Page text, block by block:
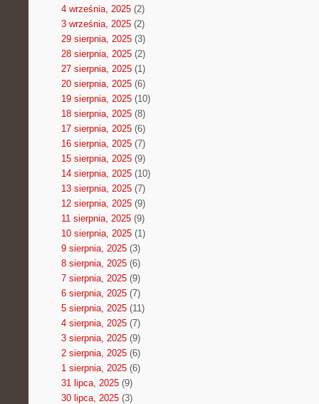
4 września, 2025(2)
3 września, 2025(2)
29 sierpnia, 2025(3)
28 sierpnia, 2025(2)
27 sierpnia, 2025(1)
20 sierpnia, 2025(6)
19 sierpnia, 2025(10)
18 sierpnia, 2025(8)
17 sierpnia, 2025(6)
16 sierpnia, 2025(7)
15 sierpnia, 2025(9)
14 sierpnia, 2025(10)
13 sierpnia, 2025(7)
12 sierpnia, 2025(9)
11 sierpnia, 2025(9)
10 sierpnia, 2025(1)
9 sierpnia, 2025(3)
8 sierpnia, 2025(6)
7 sierpnia, 2025(9)
6 sierpnia, 2025(7)
5 sierpnia, 2025(11)
4 sierpnia, 2025(7)
3 sierpnia, 2025(9)
2 sierpnia, 2025(6)
1 sierpnia, 2025(6)
31 lipca, 2025(9)
30 lipca, 2025(3)